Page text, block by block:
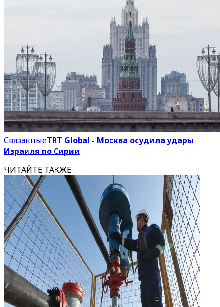
СвязанныеTRT Global - Москва осудила удары
Израиля по Сирии
ЧИТАЙТЕ ТАКЖЕ